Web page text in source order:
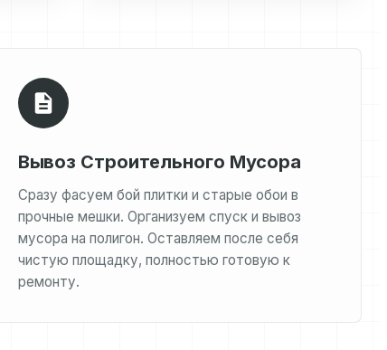
Вывоз Строительного Мусора
Сразу фасуем бой плитки и старые обои в
прочные мешки. Организуем спуск и вывоз
мусора на полигон. Оставляем после себя
чистую площадку, полностью готовую к
ремонту.